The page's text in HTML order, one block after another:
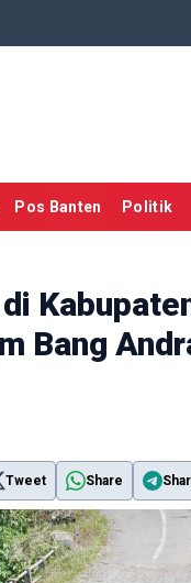
Pos Banten Politik
Bang
Tweet Share